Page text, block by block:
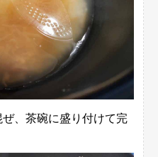
、茶碗に盛り付けて完